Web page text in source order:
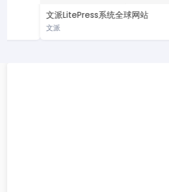
文派LitePress系统全球网站